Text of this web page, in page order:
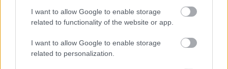
I want to allow Google to enable storage
related to functionality of the website or app.
I want to allow Google to enable storage
related to personalization.